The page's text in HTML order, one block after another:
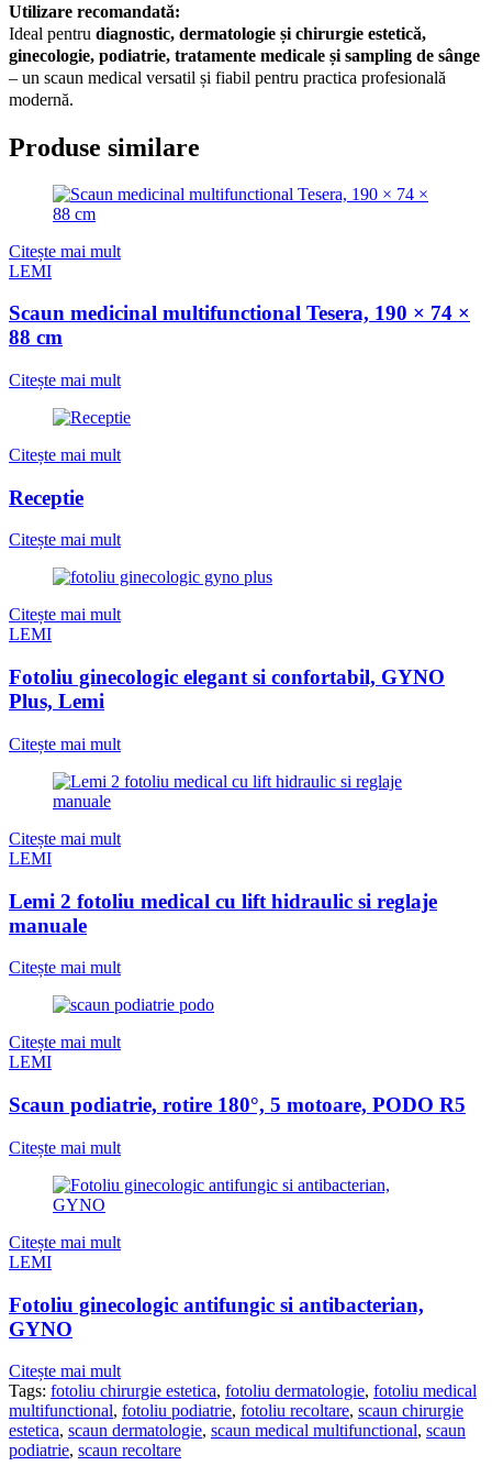
Utilizare recomandată:
Ideal pentru diagnostic, dermatologie și chirurgie estetică,
ginecologie, podiatrie, tratamente medicale și sampling de sânge
– un scaun medical versatil și fiabil pentru practica profesională
modernă.
Produse similare
Citește mai mult
LEMI
Scaun medicinal multifunctional Tesera, 190 × 74 ×
88 cm
Citește mai mult
Citește mai mult
Receptie
Citește mai mult
Citește mai mult
LEMI
Fotoliu ginecologic elegant si confortabil, GYNO
Plus, Lemi
Citește mai mult
Citește mai mult
LEMI
Lemi 2 fotoliu medical cu lift hidraulic si reglaje
manuale
Citește mai mult
Citește mai mult
LEMI
Scaun podiatrie, rotire 180°, 5 motoare, PODO R5
Citește mai mult
Citește mai mult
LEMI
Fotoliu ginecologic antifungic si antibacterian,
GYNO
Citește mai mult
Tags: fotoliu chirurgie estetica, fotoliu dermatologie, fotoliu medical
multifunctional, fotoliu podiatrie, fotoliu recoltare, scaun chirurgie
estetica, scaun dermatologie, scaun medical multifunctional, scaun
podiatrie, scaun recoltare